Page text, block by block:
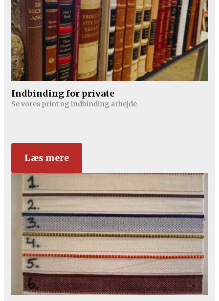
Indbinding for private
Se vores print og indbinding arbejde
Læs mere